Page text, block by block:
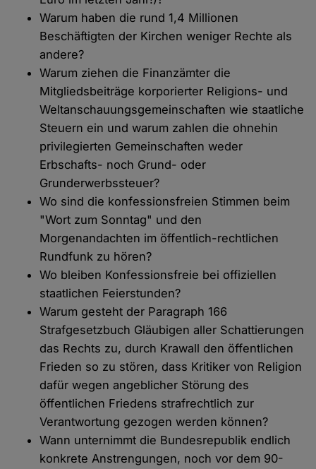
Warum haben die rund 1,4 Millionen
Beschäftigten der Kirchen weniger Rechte als
andere?
Warum ziehen die Finanzämter die
Mitgliedsbeiträge korporierter Religions- und
Weltanschauungsgemeinschaften wie staatliche
Steuern ein und warum zahlen die ohnehin
privilegierten Gemeinschaften weder
Erbschafts- noch Grund- oder
Grunderwerbssteuer?
Wo sind die konfessionsfreien Stimmen beim
"Wort zum Sonntag" und den
Morgenandachten im öffentlich-rechtlichen
Rundfunk zu hören?
Wo bleiben Konfessionsfreie bei offiziellen
staatlichen Feierstunden?
Warum gesteht der Paragraph 166
Strafgesetzbuch Gläubigen aller Schattierungen
das Rechts zu, durch Krawall den öffentlichen
Frieden so zu stören, dass Kritiker von Religion
dafür wegen angeblicher Störung des
öffentlichen Friedens strafrechtlich zur
Verantwortung gezogen werden können?
Wann unternimmt die Bundesrepublik endlich
konkrete Anstrengungen, noch vor dem 90-